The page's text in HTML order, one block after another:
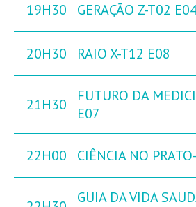
19H30 GERAÇÃO Z-T02
20H30 RAIO X-T12 E08
21H30
FUTURO DA
E07
22H00 CIÊNCIA NO
GUIA DA VIDA